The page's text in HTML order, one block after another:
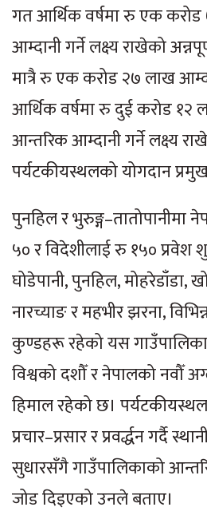
गत आर्थिक वर्षमा रु एक
आम्दानी गर्ने लक्ष्य राखेको
मात्रै रु एक करोड २७ लाख
आर्थिक वर्षमा रु दुई करोड १२
आन्तरिक आम्दानी गर्ने लक्ष्य
पर्यटकीयस्थलको योगदान
पुनहिल र भुरुङ्ग–तातोपानीमा
५० र विदेशीलाई रु १५०
घोडेपानी, पुनहिल, मोहरेडाँडा,
नारच्याङ र महभीर झरना,
कुण्डहरू रहेको यस
विश्वको दशौँ र नेपालको नवौँ
हिमाल रहेको छ।
प्रचार–प्रसार र प्रवर्द्धन गर्दै
सुधारसँगै गाउँपालिकाको
जोड दिइएको उनले बताए।